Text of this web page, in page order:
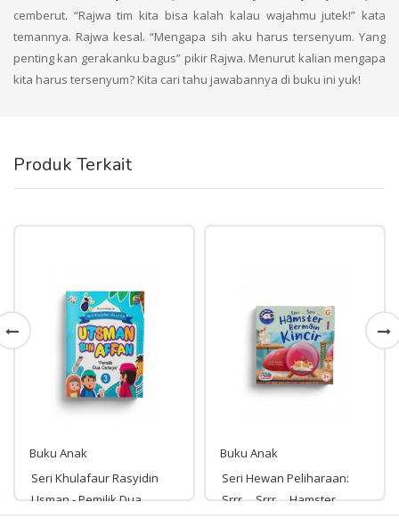
cemberut. “Rajwa tim kita bisa kalah kalau wajahmu jutek!” kata
temannya. Rajwa kesal. “Mengapa sih aku harus tersenyum. Yang
penting kan gerakanku bagus” pikir Rajwa. Menurut kalian mengapa
kita harus tersenyum? Kita cari tahu jawabannya di buku ini yuk!
Produk Terkait
Buku Anak
Seri Khulafaur Rasyidin
Usman - Pemilik Dua
Cahaya
Buku Anak
Seri Hewan Peliharaan:
Srrr ... Srrr ... Hamster
Bermain Kincir